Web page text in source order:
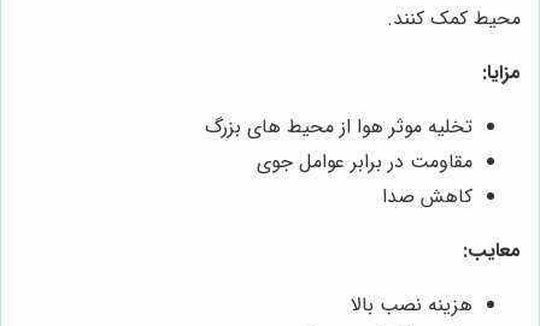
محیط کمک کنند.
مزایا:
تخلیه موثر هوا از محیط های بزرگ
مقاومت در برابر عوامل جوی
کاهش صدا
معایب:
هزینه نصب بالا